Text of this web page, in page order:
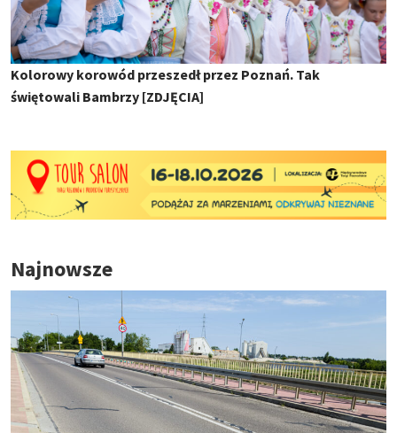
Kolorowy korowód przeszedł przez Poznań. Tak
świętowali Bambrzy [ZDJĘCIA]
Najnowsze